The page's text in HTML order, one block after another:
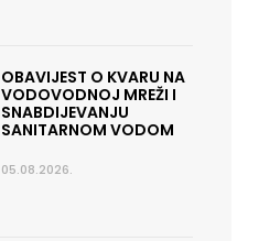
OBAVIJEST O KVARU NA
VODOVODNOJ MREŽI I
SNABDIJEVANJU
SANITARNOM VODOM
05.08.2026.